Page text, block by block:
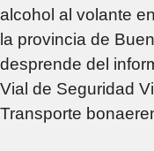
alcohol al volante
la provincia de
desprende del
Vial de Seguridad
Transporte